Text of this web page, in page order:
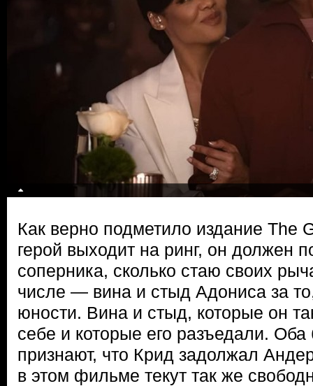
Как верно подметило издание The
герой выходит на ринг, он должен
соперника, сколько стаю своих
числе — вина и стыд Адониса за
юности. Вина и стыд, которые он
себе и которые его разъедали.
признают, что Крид задолжал
в этом фильме текут так же